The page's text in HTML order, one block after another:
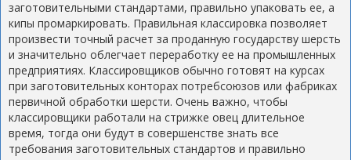
заготовительными стандартами, правильно упаковать ее, а
кипы промаркировать. Правильная классировка позволяет
произвести точный расчет за проданную государству шерсть
и значительно облегчает переработку ее на промышленных
предприятиях. Классировщиков обычно готовят на курсах
при заготовительных конторах потребсоюзов или фабриках
первичной обработки шерсти. Очень важно, чтобы
классировщики работали на стрижке овец длительное
время, тогда они будут в совершенстве знать все
требования заготовительных стандартов и правильно